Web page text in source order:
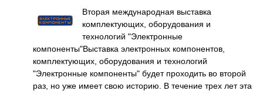
Вторая международная выставка
комплектующих, оборудования и
технологий "Электронные
компоненты"Выставка электронных компонентов,
комплектующих, оборудования и технологий
"Электронные компоненты" будет проходить во второй
раз, но уже имеет свою историю. В течение трех лет эта